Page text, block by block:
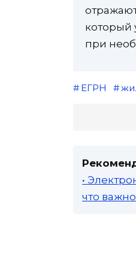
который
при
ЕГРН
•
что